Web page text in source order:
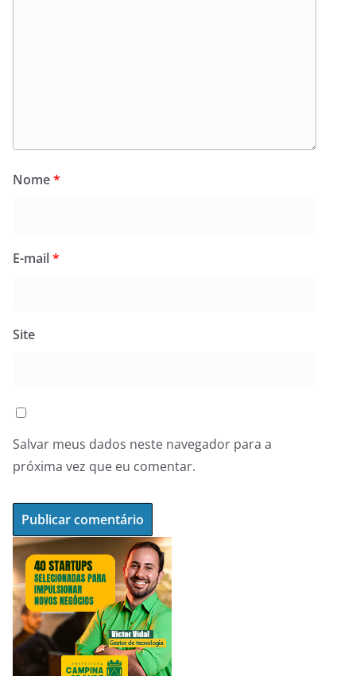
Nome*
E-mail*
Site
Salvar meus dados neste navegador para a
próxima vez que eu comentar.